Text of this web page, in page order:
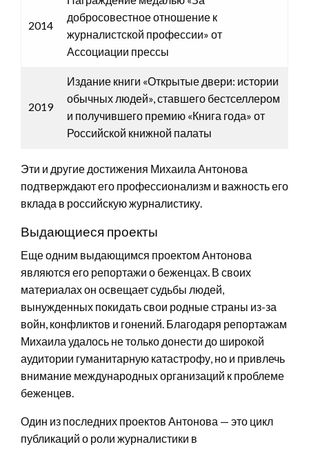
2014
добросовестное отношение к
журналистской профессии» от
Ассоциации прессы
2019
Издание книги «Открытые двери: истории
обычных людей», ставшего бестселлером
и получившего премию «Книга года» от
Российской книжной палаты
Эти и другие достижения Михаила Антонова
подтверждают его профессионализм и важность его
вклада в российскую журналистику.
Выдающиеся проекты
Еще одним выдающимся проектом Антонова
являются его репортажи о беженцах. В своих
материалах он освещает судьбы людей,
вынужденных покидать свои родные страны из-за
войн, конфликтов и гонений. Благодаря репортажам
Михаила удалось не только донести до широкой
аудитории гуманитарную катастрофу, но и привлечь
внимание международных организаций к проблеме
беженцев.
Один из последних проектов Антонова — это цикл
публикаций о роли журналистики в